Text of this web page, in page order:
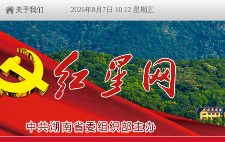
关于我们 2026年8月7日 10:12 星期五